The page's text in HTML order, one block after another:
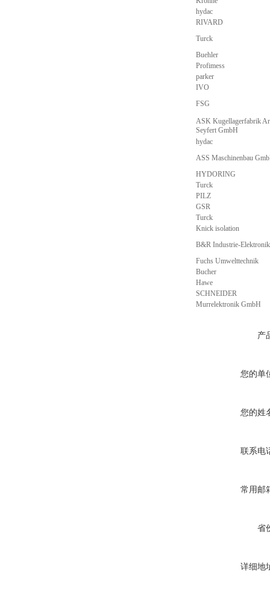
hydac
RIVARD
Turck
Buehler
Profimess
parker
IVO
FSG
ASK Kugellagerfabrik
Seyfert GmbH
hydac
ASS Maschinenbau
HYDORING
Turck
PILZ
GSR
Turck
Knick isolation
B&R Industrie-
Fuchs Umwelttechnik
Bucher
Hawe
SCHNEIDER
Murrelektronik GmbH
产
您的单
您的姓
联系电
常用邮
省
详细地